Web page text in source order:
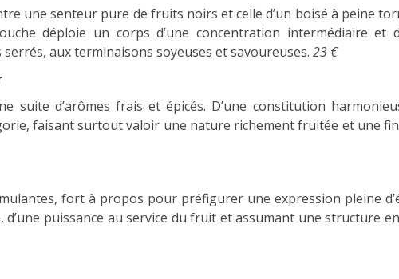
une senteur pure de fruits noirs et celle d’un boisé à peine
déploie un corps d’une concentration intermédiaire et
aux terminaisons soyeuses et savoureuses. 23 €
suite d’arômes frais et épicés. D’une constitution
faisant surtout valoir une nature richement fruitée et une
fort à propos pour préfigurer une expression pleine
puissance au service du fruit et assumant une structure